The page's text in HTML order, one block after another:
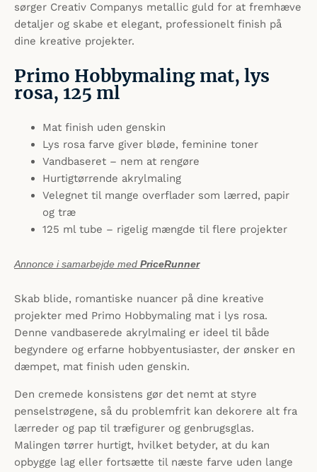
sørger Creativ Companys metallic guld for at fremhæve
detaljer og skabe et elegant, professionelt finish på
dine kreative projekter.
Primo Hobbymaling mat, lys
rosa, 125 ml
Mat finish uden genskin
Lys rosa farve giver bløde, feminine toner
Vandbaseret – nem at rengøre
Hurtigtørrende akrylmaling
Velegnet til mange overflader som lærred, papir
og træ
125 ml tube – rigelig mængde til flere projekter
Annonce i samarbejde med PriceRunner
Skab blide, romantiske nuancer på dine kreative
projekter med Primo Hobbymaling mat i lys rosa.
Denne vandbaserede akrylmaling er ideel til både
begyndere og erfarne hobbyentusiaster, der ønsker en
dæmpet, mat finish uden genskin.
Den cremede konsistens gør det nemt at styre
penselstrøgene, så du problemfrit kan dekorere alt fra
lærreder og pap til træfigurer og genbrugsglas.
Malingen tørrer hurtigt, hvilket betyder, at du kan
opbygge lag eller fortsætte til næste farve uden lange